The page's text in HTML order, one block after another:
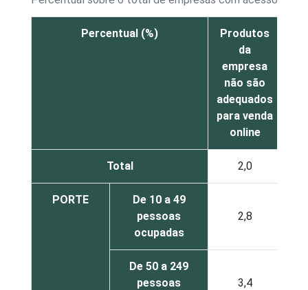
Percentual (%)
Produtos
da
empresa
não são
adequados
para venda
online
Total 2,0
PORTE
De 10 a 49
pessoas
ocupadas
2,8
De 50 a 249
pessoas
3,4